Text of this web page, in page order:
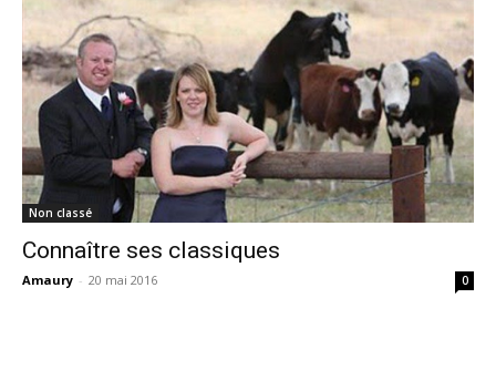
Non classé
Connaître ses classiques
Amaury - 20 mai 2016 0